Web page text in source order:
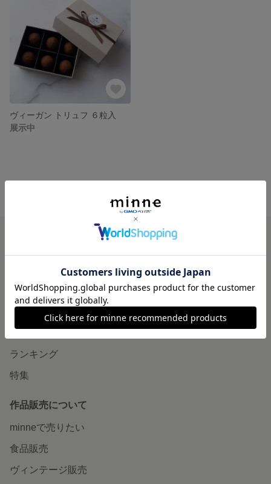
ヴィーガン トリュフ ６粒入
展示中
truffe de marie の作品一覧
minneについて
minneで買いたい
作品をさがす
ランキング
特集
作品販売について
minneで売りたい
食品販売
ヴィンテージ販売